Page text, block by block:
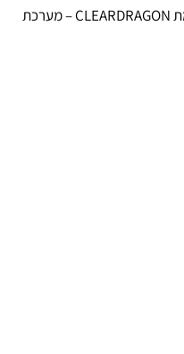
CLEARBRITA™ מבוססת על פלטפורמת CLEARDRAGON – מערכת